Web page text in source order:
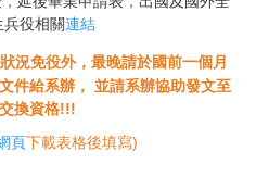
兵役相關連結
況免役外，最晚請於國前一個月
件給系辦， 並請系辦協助發文至
換資格!!!
頁下載表格後填寫)